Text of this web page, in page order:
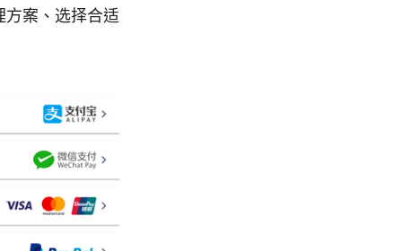
案、选择合适